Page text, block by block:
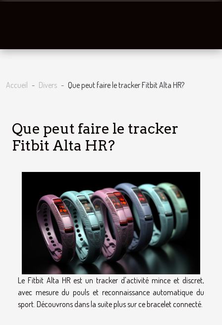
Accueil Divers Que peut faire le tracker Fitbit Alta HR?
Que peut faire le tracker
Fitbit Alta HR?
Le Fitbit Alta HR est un tracker d'activité mince et discret,
avec mesure du pouls et reconnaissance automatique du
sport. Découvrons dans la suite plus sur ce bracelet connecté.